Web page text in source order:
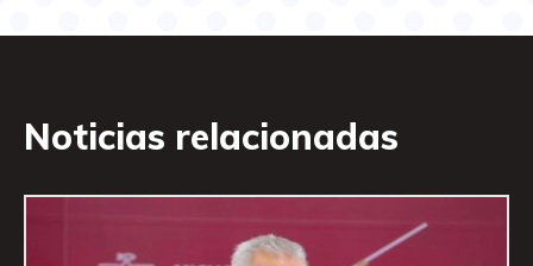
Noticias relacionadas